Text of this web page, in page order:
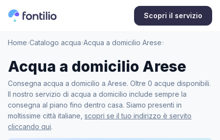
Scopri il servizio
Home›Catalogo acqua›Acqua a domicilio Arese›
Acqua a domicilio Arese
Consegna acqua a domicilio a Arese. Oltre 0 acque disponibili.
Il nostro servizio di acqua a domicilio include sempre la
consegna al piano fino dentro casa. Siamo presenti in
moltissime città italiane, scopri se il tuo indirizzo è servito
cliccando qui.